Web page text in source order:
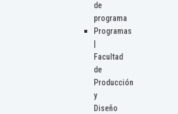
de
programa
Programas
Facultad
de
Producción
y
Diseño